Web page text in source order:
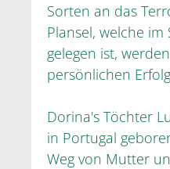
Sorten an das
Plansel, welche
gelegen ist,
persönlichen
Dorina's Töchter
in Portugal
Weg von Mutter